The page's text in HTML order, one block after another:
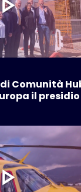
Comunità
il